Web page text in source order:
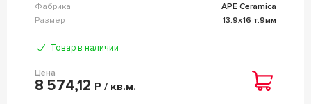
Фабрика
APE Ceramica
Размер
13.9x16 т.9мм
Товар в наличии
Цена
8 574,12 Р / кв.м.